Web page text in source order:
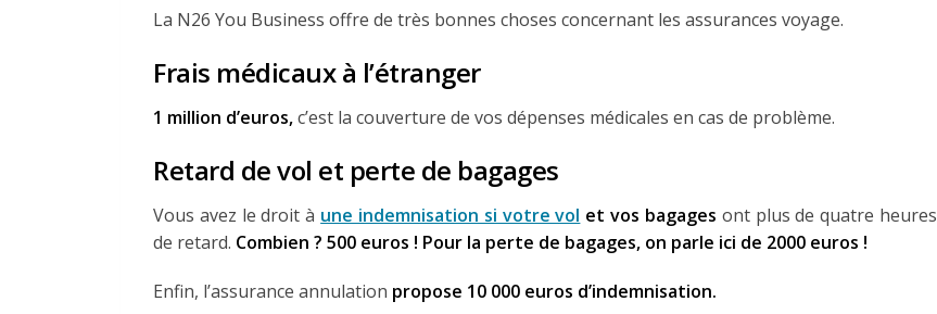
La N26 You Business offre de très bonnes choses concernant les assurances voyage.
Frais médicaux à l’étranger
1 million d’euros,c’est la couverture de vos dépenses médicales en cas de problème.
Retard de vol et perte de bagages
Vous avez le droit à une indemnisation si votre vol et vos bagages ont plus de quatre heures
de retard. Combien ? 500 euros ! Pour la perte de bagages, on parle ici de 2000 euros !
Enfin, l’assurance annulation propose 10 000 euros d’indemnisation.